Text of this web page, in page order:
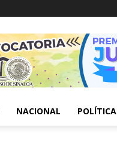
NACIONAL POLÍTICA